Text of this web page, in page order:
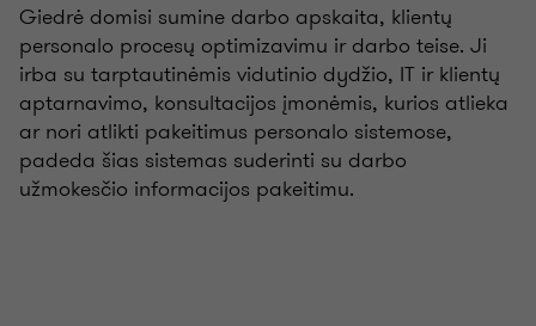
Giedrė domisi sumine darbo apskaita, klientų
personalo procesų optimizavimu ir darbo teise. Ji
irba su tarptautinėmis vidutinio dydžio, IT ir klientų
aptarnavimo, konsultacijos įmonėmis, kurios atlieka
ar nori atlikti pakeitimus personalo sistemose,
padeda šias sistemas suderinti su darbo
užmokesčio informacijos pakeitimu.